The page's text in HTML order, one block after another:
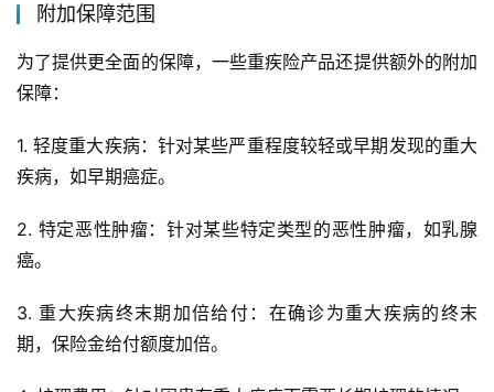
附加保障范围
为了提供更全面的保障，一些重疾险产品还提供额外的附加
保障：
1. 轻度重大疾病：针对某些严重程度较轻或早期发现的重大
疾病，如早期癌症。
2. 特定恶性肿瘤：针对某些特定类型的恶性肿瘤，如乳腺
癌。
3. 重大疾病终末期加倍给付：在确诊为重大疾病的终末
期，保险金给付额度加倍。